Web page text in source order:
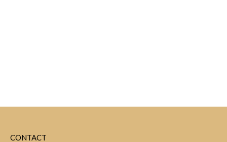
CONTACT